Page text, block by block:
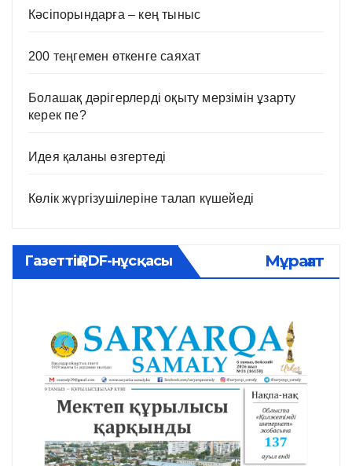
Кәсіпорындарға – кең тыныс
200 теңгемен өткенге саяхат
Болашақ дәрігерлерді оқыту мерзімін ұзарту
керек пе?
Идея қаланы өзгертеді
Көлік жүргізушілеріне талап күшейеді
Газеттің PDF-нұсқасы Мұрағат